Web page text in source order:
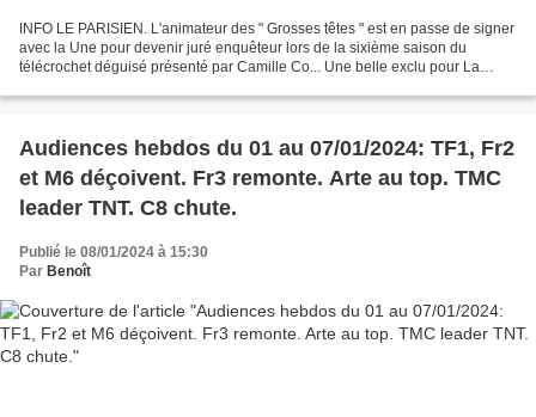
INFO LE PARISIEN. L'animateur des " Grosses têtes " est en passe de signer
avec la Une pour devenir juré enquêteur lors de la sixième saison du
télécrochet déguisé présenté par Camille Co... Une belle exclu pour La
Audiences hebdos du 01 au 07/01/2024: TF1, Fr2
et M6 déçoivent. Fr3 remonte. Arte au top. TMC
leader TNT. C8 chute.
Publié le 08/01/2024 à 15:30
Par Benoît